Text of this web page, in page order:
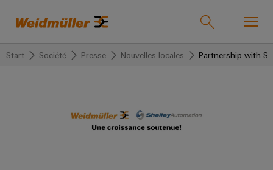
Product catalogue
Support Center
Industries
Solutions
technologies
Produits
Automatisation
Wireless
Events &
Société
Start Société Presse Nouvelles locales Partnership with